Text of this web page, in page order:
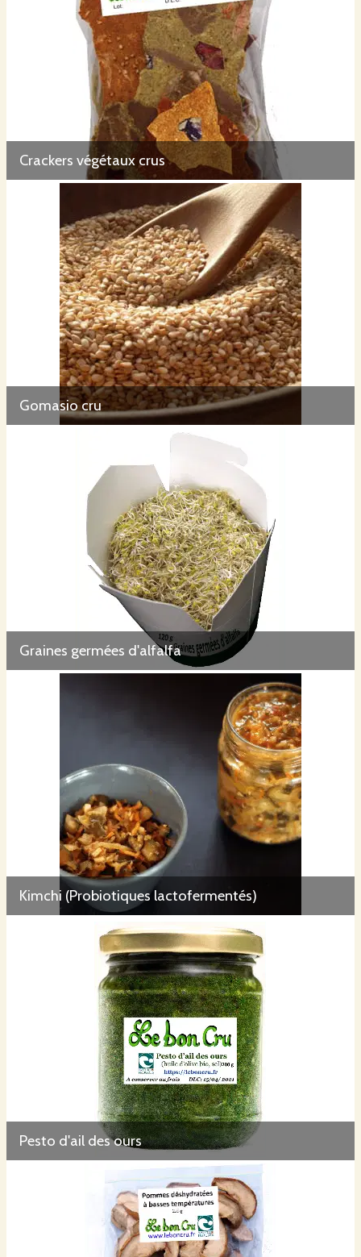
une glacière pour venir faire
Crackers végétaux crus
Gomasio cru
Graines germées d'alfalfa
Kimchi (Probiotiques lactofermentés)
Pesto d'ail des ours